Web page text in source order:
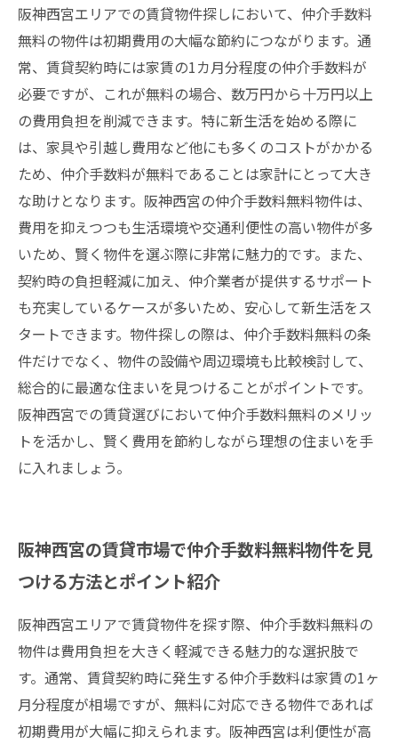
阪神西宮エリアでの賃貸物件探しにおいて、仲介手数料
無料の物件は初期費用の大幅な節約につながります。通
常、賃貸契約時には家賃の1カ月分程度の仲介手数料が
必要ですが、これが無料の場合、数万円から十万円以上
の費用負担を削減できます。特に新生活を始める際に
は、家具や引越し費用など他にも多くのコストがかかる
ため、仲介手数料が無料であることは家計にとって大き
な助けとなります。阪神西宮の仲介手数料無料物件は、
費用を抑えつつも生活環境や交通利便性の高い物件が多
いため、賢く物件を選ぶ際に非常に魅力的です。また、
契約時の負担軽減に加え、仲介業者が提供するサポート
も充実しているケースが多いため、安心して新生活をス
タートできます。物件探しの際は、仲介手数料無料の条
件だけでなく、物件の設備や周辺環境も比較検討して、
総合的に最適な住まいを見つけることがポイントです。
阪神西宮での賃貸選びにおいて仲介手数料無料のメリッ
トを活かし、賢く費用を節約しながら理想の住まいを手
に入れましょう。
阪神西宮の賃貸市場で仲介手数料無料物件を見
つける方法とポイント紹介
阪神西宮エリアで賃貸物件を探す際、仲介手数料無料の
物件は費用負担を大きく軽減できる魅力的な選択肢で
す。通常、賃貸契約時に発生する仲介手数料は家賃の1ヶ
月分程度が相場ですが、無料に対応できる物件であれば
初期費用が大幅に抑えられます。阪神西宮は利便性が高